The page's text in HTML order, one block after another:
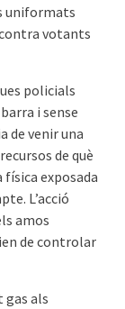
uniformats
votants
policials
i sense
de venir una
de què
exposada
L’acció
amos
de controlar
gas als